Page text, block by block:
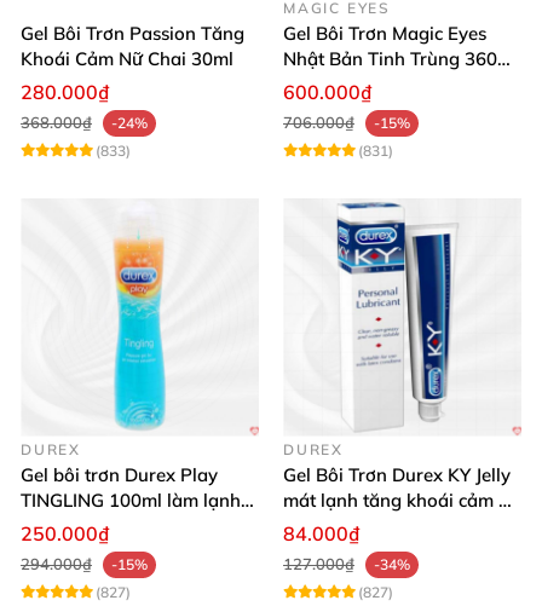
Gel Bôi Trơn Passion Tăng
Khoái Cảm Nữ Chai 30ml
280.000₫
368.000₫
-24%
(833)
MAGIC EYES
Gel Bôi Trơn Magic Eyes
Nhật Bản Tinh Trùng 360ml
Kích Thích
600.000₫
706.000₫
-15%
(831)
DUREX
Gel bôi trơn Durex Play
TINGLING 100ml làm lạnh
tê mê kích thích
250.000₫
294.000₫
-15%
(827)
DUREX
Gel Bôi Trơn Durex KY Jelly
mát lạnh tăng khoái cảm an
toàn
84.000₫
127.000₫
-34%
(827)